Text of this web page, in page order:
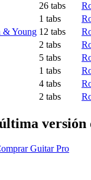
26 tabs
1 tabs
& Young 12 tabs
2 tabs
5 tabs
1 tabs
4 tabs
2 tabs
Guitar Pro